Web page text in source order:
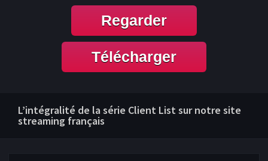
Regarder
Télécharger
L’intégralité de la série Client List sur notre site
streaming français